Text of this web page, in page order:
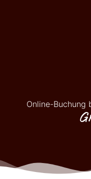
Online-Buchung